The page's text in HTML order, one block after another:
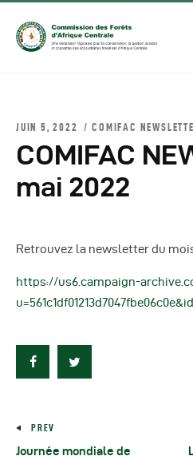
Conseils Des
Comptes Rendus
Réunions Sous-
COMIFAC
Autres
JUIN 5, 2022 COMIFAC
COMIFAC
mai 2022
Retrouvez la newsletter du
https://us6.campaign-
PREV
Journée mondiale de